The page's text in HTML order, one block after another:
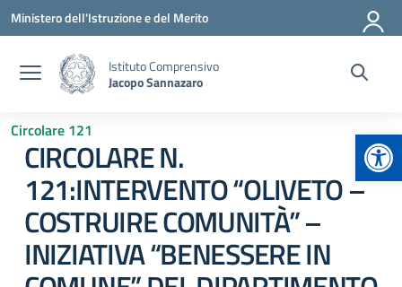
Vai ai contenuti
Vai al menu di navigazione
Vai al footer
Ministero dell'Istruzione e del Merito
Istituto Comprensivo
Jacopo Sannazaro
Circolare 121
CIRCOLARE N.
121:INTERVENTO “OLIVETO –
COSTRUIRE COMUNITÀ” –
INIZIATIVA “BENESSERE IN